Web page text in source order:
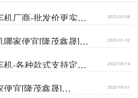
厂商-批发价更实惠 2023-03-08
哪家便宜[隆茂鑫晟]… 2023-01-02
-各种款式支持定制 2022-08-14
便宜[隆茂鑫晟]… 2022-09-01